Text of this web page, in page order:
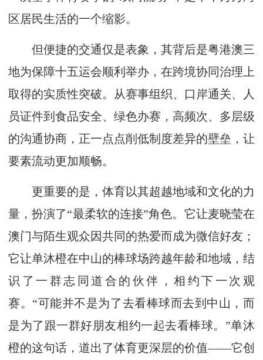
区居民生活的一个缩影。
但便捷的交通仅是表象，其背后是粤港澳三
地为保障十五运会顺利举办，在跨境协同治理上
取得的实质性突破。从赛事组织、口岸通关、人
员证件到食品安全、绿色办赛，高频次、多层级
的沟通协商，正一点点削低制度差异的壁垒，让
要素流动更加顺畅。
更重要的是，体育以其超越地域和文化的力
量，扮演了“最柔软的连接”角色。它让麦晓莹在
澳门与陌生观众因共同的热爱而成为微信好友；
它让单沐橙在中山的棒球场跨越年龄和地域，结
识了一群志同道合的伙伴，相约下一次观
赛。“可能并不是为了去看棒球而去到中山，而
是为了跟一群好朋友相约一起去看棒球。”单沐
橙的这句话，道出了体育更深层的价值——它创